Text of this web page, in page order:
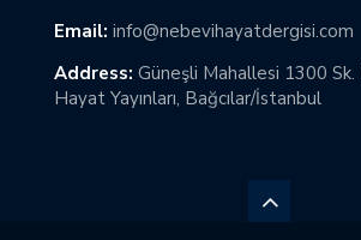
Email: info@nebevihayatdergisi.com
Address: Güneşli Mahallesi 1300
Hayat Yayınları, Bağcılar/İstanbul